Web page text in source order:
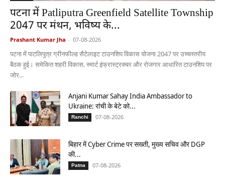
पटना में Patliputra Greenfield Satellite Township
2047 पर मंथन, भविष्य के...
Prashant Kumar Jha - 07-08-2026
पटना में पाटलिपुत्र ग्रीनफील्ड सैटेलाइट टाउनशिप विकास योजना 2047 पर उच्चस्तरीय
बैठक हुई। समेकित शहरी विकास, स्मार्ट इंफ्रास्ट्रक्चर और रोजगार आधारित टाउनशिप पर
जोर...
Anjani Kumar Sahay India Ambassador to
Ukraine: रांची के बेटे को...
Ranchi 07-08-2026
बिहार में Cyber Crime पर सख्ती, मुख्य सचिव और DGP
की...
Patna 07-08-2026